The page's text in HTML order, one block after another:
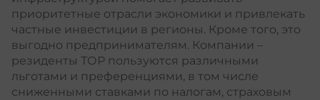
приоритетные отрасли экономики и привлекать
частные инвестиции в регионы. Кроме того, это
выгодно предпринимателям. Компании –
резиденты ТОР пользуются различными
льготами и преференциями, в том числе
сниженными ставками по налогам, страховым